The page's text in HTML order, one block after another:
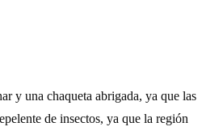
y una chaqueta abrigada, ya que las
de insectos, ya que la región